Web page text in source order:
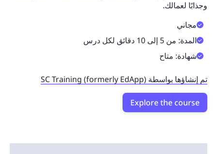
وجذابًا لعمالك.
مجاني
المدة: من 5 إلى 10 دقائق لكل درس
شهادة: متاح
تم إنشاؤها بواسطة SC Training (formerly EdApp)
Explore the course